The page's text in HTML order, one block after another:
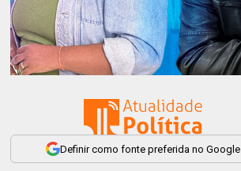
Definir como fonte preferida no Google